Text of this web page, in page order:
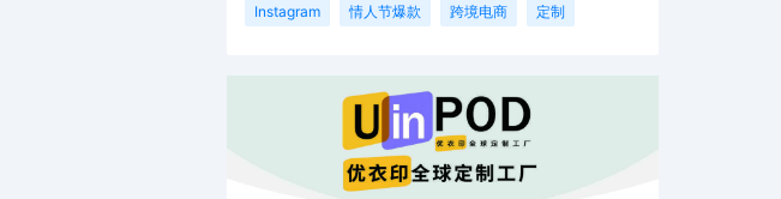
Instagram 情人节爆款 跨境电商 定制